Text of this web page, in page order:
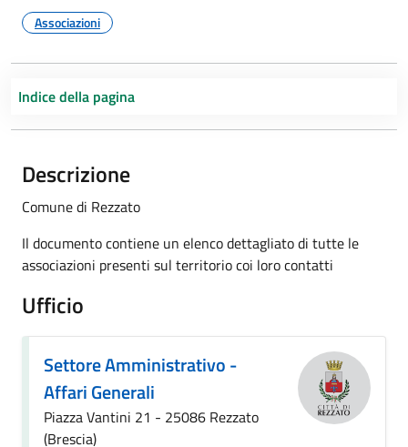
Associazioni
Indice della pagina
Descrizione
Comune di Rezzato
Il documento contiene un elenco dettagliato di tutte le
associazioni presenti sul territorio coi loro contatti
Ufficio
Settore Amministrativo -
Affari Generali
Piazza Vantini 21 - 25086 Rezzato
(Brescia)